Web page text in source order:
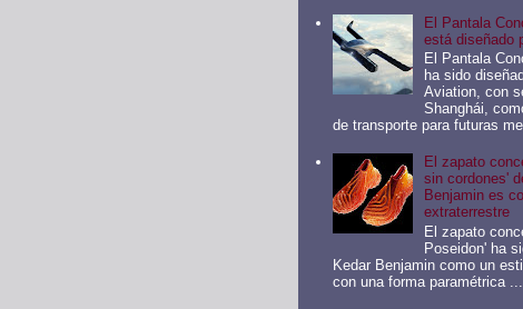
El Pantala
está diseñado
El Pantala
ha sido
Aviation, con
Shanghái,
de transporte para futuras
El zapato
sin cordones'
Benjamin es
extraterrestre
El zapato
Poseidon' ha
Kedar Benjamin como un
con una forma paramétrica ...